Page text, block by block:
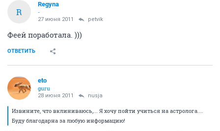
R
Regyna
-
27 июня 2011 petvik
Феей поработала. )))
ОТВЕТИТЬ
eto
guru
28 июня 2011 nusja
Извините, что вклиниваюсь,... Я хочу пойти учиться на астролога....
Буду благодарна за любую информацию!